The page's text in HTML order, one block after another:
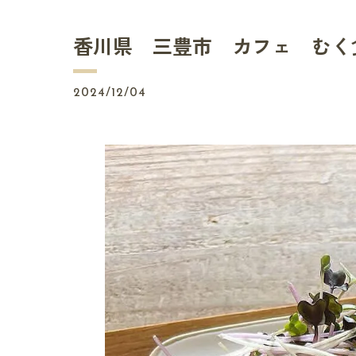
香川県 三豊市 カフェ むく
2024/12/04